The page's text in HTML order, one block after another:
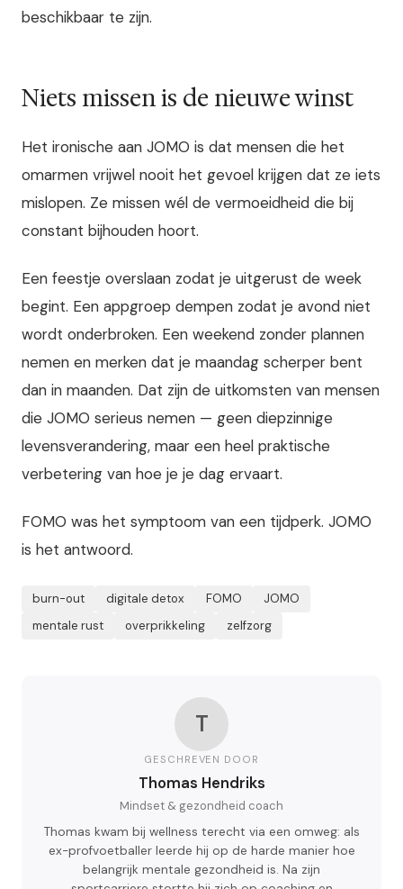
beschikbaar te zijn.
Niets missen is de nieuwe winst
Het ironische aan JOMO is dat mensen die het
omarmen vrijwel nooit het gevoel krijgen dat ze iets
mislopen. Ze missen wél de vermoeidheid die bij
constant bijhouden hoort.
Een feestje overslaan zodat je uitgerust de week
begint. Een appgroep dempen zodat je avond niet
wordt onderbroken. Een weekend zonder plannen
nemen en merken dat je maandag scherper bent
dan in maanden. Dat zijn de uitkomsten van mensen
die JOMO serieus nemen — geen diepzinnige
levensverandering, maar een heel praktische
verbetering van hoe je je dag ervaart.
FOMO was het symptoom van een tijdperk. JOMO
is het antwoord.
burn-out digitale detox FOMO
JOMO
mentale rust
overprikkeling zelfzorg
T
GESCHREVEN DOOR
Thomas Hendriks
Mindset & gezondheid coach
Thomas kwam bij wellness terecht via een omweg: als
ex-profvoetballer leerde hij op de harde manier hoe
belangrijk mentale gezondheid is. Na zijn